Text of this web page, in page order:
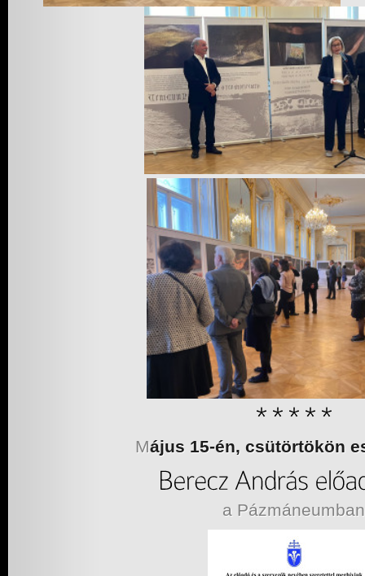
Május 15-én, csütörtökön
a Pázmáneumban